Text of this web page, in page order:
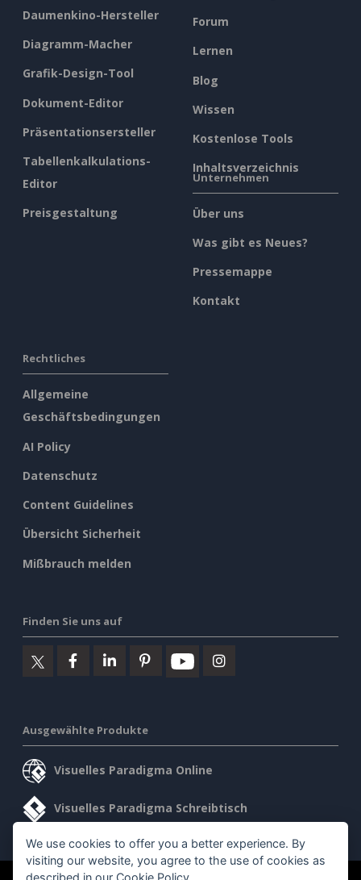
Daumenkino-Hersteller
Diagramm-Macher
Grafik-Design-Tool
Dokument-Editor
Präsentationsersteller
Tabellenkalkulations-
Editor
Preisgestaltung
Forum
Lernen
Blog
Wissen
Kostenlose Tools
Inhaltsverzeichnis
Unternehmen
Über uns
Was gibt es Neues?
Pressemappe
Kontakt
Rechtliches
Allgemeine
Geschäftsbedingungen
AI Policy
Datenschutz
Content Guidelines
Übersicht Sicherheit
Mißbrauch melden
Finden Sie uns auf
Ausgewählte Produkte
Visuelles Paradigma Online
Visuelles Paradigma Schreibtisch
We use cookies to offer you a better experience. By
visiting our website, you agree to the use of cookies as